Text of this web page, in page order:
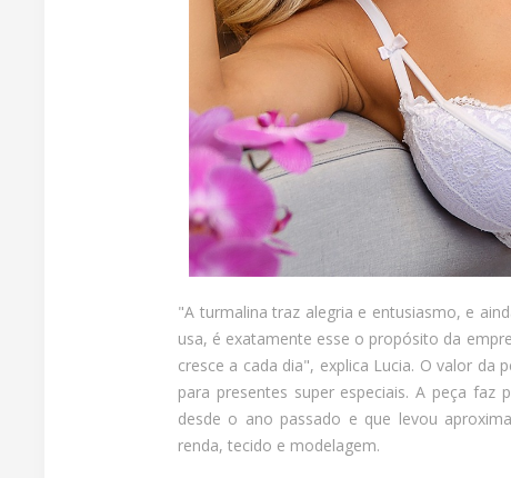
"A turmalina traz alegria e entusiasmo, e
usa, é exatamente esse o propósito da
cresce a cada dia", explica Lucia. O valor da
para presentes super especiais. A peça
desde o ano passado e que levou
renda, tecido e modelagem.